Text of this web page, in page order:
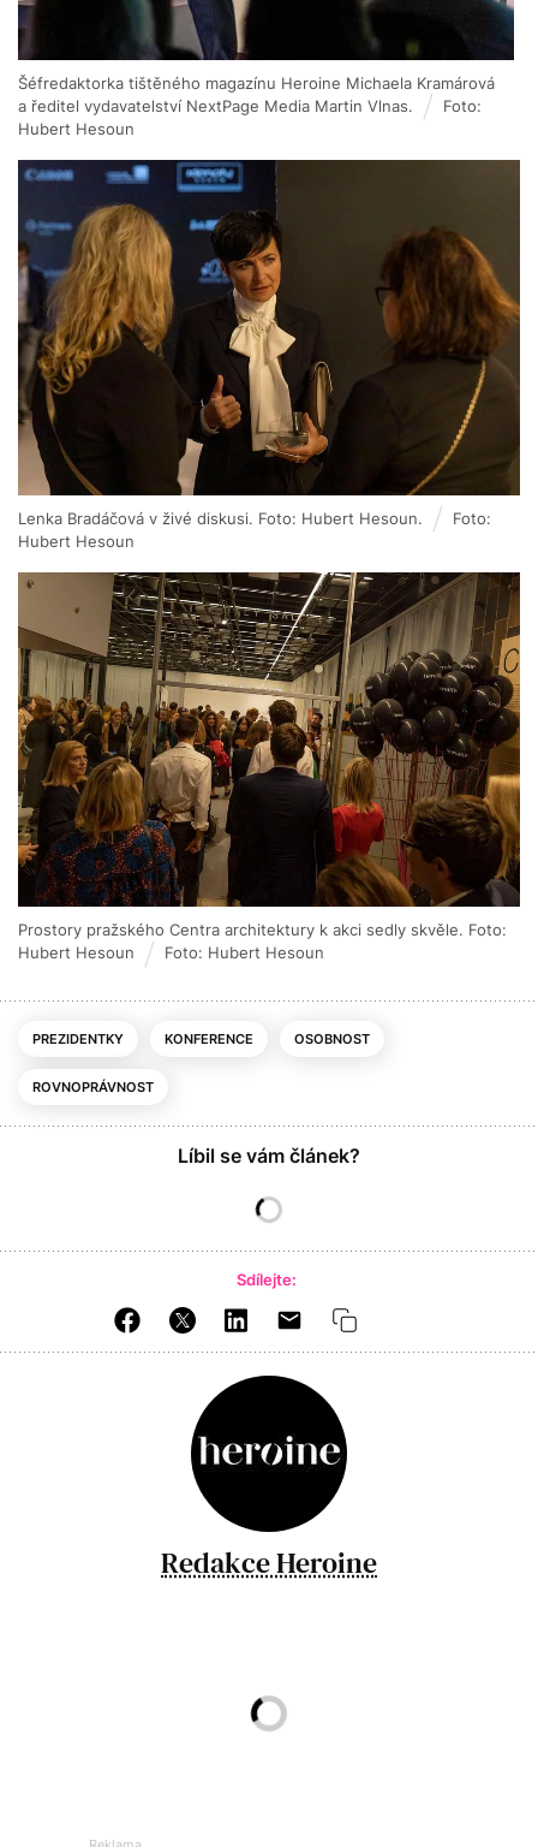
Šéfredaktorka tištěného magazínu Heroine Michaela Kramárová
a ředitel vydavatelství NextPage Media Martin Vlnas.
Foto:
Hubert Hesoun
Lenka Bradáčová v živé diskusi. Foto: Hubert Hesoun.
Foto:
Hubert Hesoun
Prostory pražského Centra architektury k akci sedly skvěle. Foto:
Hubert Hesoun
Foto: Hubert Hesoun
PREZIDENTKY KONFERENCE OSOBNOST
ROVNOPRÁVNOST
Líbil se vám článek?
Sdílejte:
Redakce Heroine